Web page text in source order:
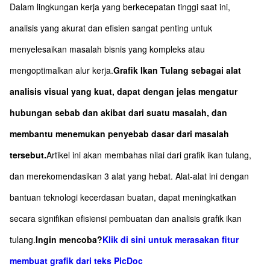
Dalam lingkungan kerja yang berkecepatan tinggi saat ini,
analisis yang akurat dan efisien sangat penting untuk
menyelesaikan masalah bisnis yang kompleks atau
mengoptimalkan alur kerja.Grafik Ikan Tulang sebagai alat
analisis visual yang kuat, dapat dengan jelas mengatur
hubungan sebab dan akibat dari suatu masalah, dan
membantu menemukan penyebab dasar dari masalah
tersebut.Artikel ini akan membahas nilai dari grafik ikan tulang,
dan merekomendasikan 3 alat yang hebat. Alat-alat ini dengan
bantuan teknologi kecerdasan buatan, dapat meningkatkan
secara signifikan efisiensi pembuatan dan analisis grafik ikan
tulang.Ingin mencoba?Klik di sini untuk merasakan fitur
membuat grafik dari teks PicDoc